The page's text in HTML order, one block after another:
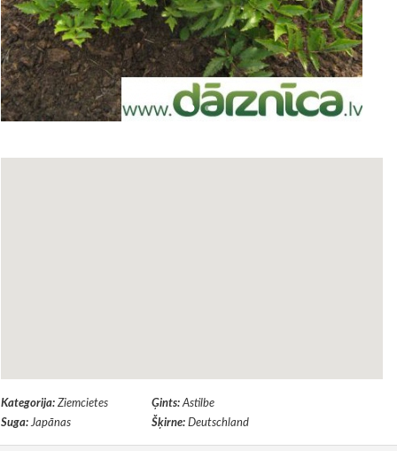
Kategorija: Ziemcietes Ģints: Astilbe
Suga: Japānas Šķirne: Deutschland